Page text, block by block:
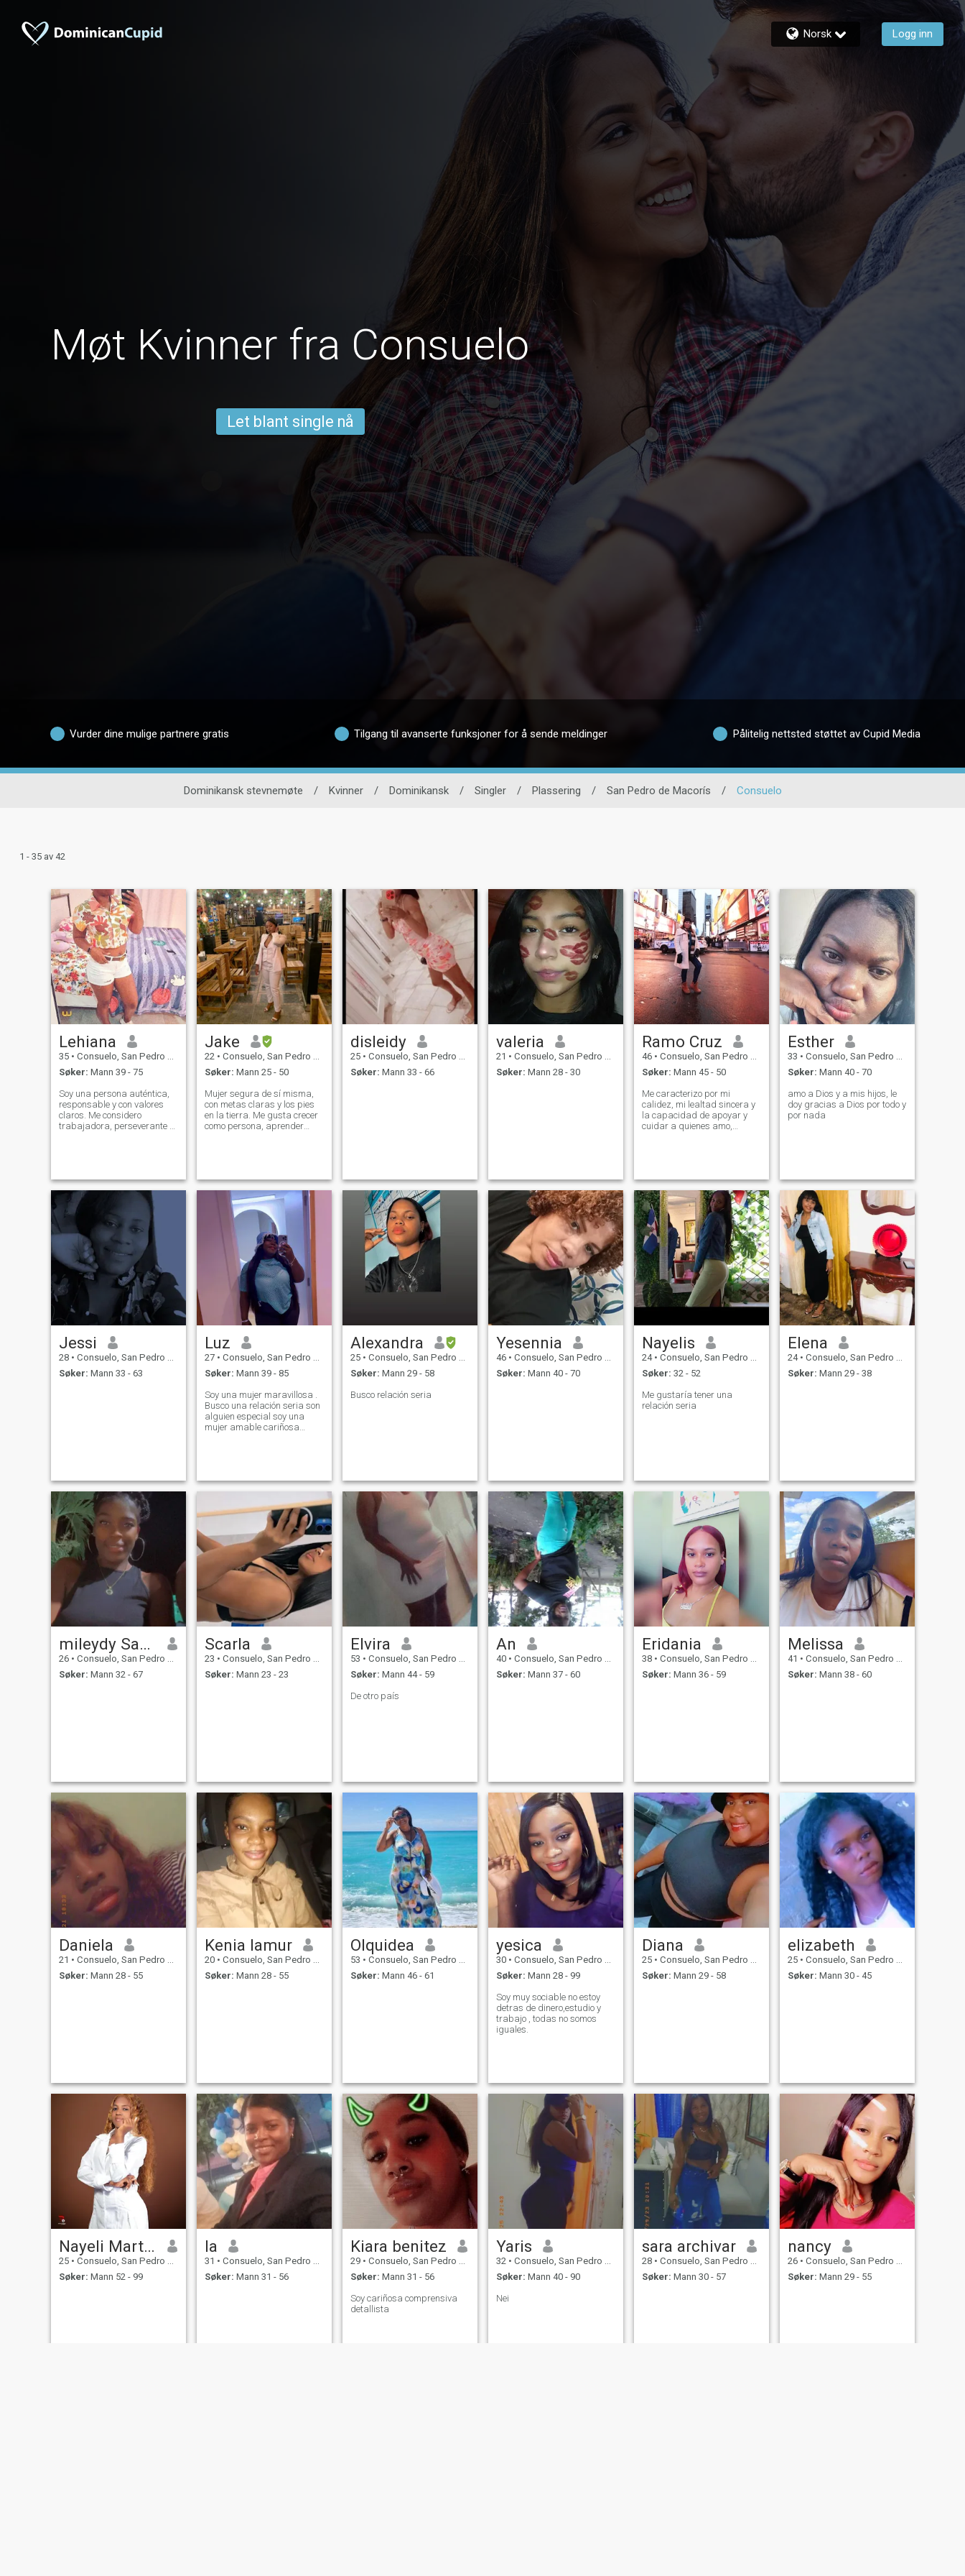
Norsk Logg inn
Møt Kvinner fra Consuelo
Let blant single nå
Vurder dine mulige partnere gratis Tilgang til avanserte funksjoner for å sende meldinger Pålitelig nettsted støttet av Cupid Media
Dominikansk stevnemøte / Kvinner / Dominikansk / Singler / Plassering / San Pedro de Macorís / Consuelo
1 - 35 av 42
Lehiana
35 • Consuelo, San Pedro de Macorís, Den Dominikanske Rep.
Søker: Mann 39 - 75
Soy una persona auténtica,
responsable y con valores
claros. Me considero
trabajadora, perseverante y
aprender cosas nuevas y
rodearme de personas con b
Jake
22 • Consuelo, San Pedro de Macorís, Den Dominikanske Rep.
Søker: Mann 25 - 50
Mujer segura de sí misma,
con metas claras y los pies
en la tierra. Me gusta crecer
como persona, aprender
disleidy
25 • Consuelo, San Pedro de Macorís, Den Dominikanske Rep.
Søker: Mann 33 - 66
valeria
21 • Consuelo, San Pedro de Macorís, Den Dominikanske Rep.
Søker: Mann 28 - 30
Ramo Cruz
46 • Consuelo, San Pedro de Macorís, Den Dominikanske Rep.
Søker: Mann 45 - 50
Me caracterizo por mi
calidez, mi lealtad sincera y
la capacidad de apoyar y
cuidar a quienes amo,
Esther
33 • Consuelo, San Pedro de Macorís, Den Dominikanske Rep.
Søker: Mann 40 - 70
amo a Dios y a mis hijos, le
doy gracias a Dios por todo y
por nada
Jessi
28 • Consuelo, San Pedro de Macorís, Den Dominikanske Rep.
Søker: Mann 33 - 63
Luz
27 • Consuelo, San Pedro de Macorís, Den Dominikanske Rep.
Søker: Mann 39 - 85
Soy una mujer maravillosa .
Busco una relación seria son
alguien especial soy una
mujer amable cariñosa
Alexandra
25 • Consuelo, San Pedro de Macorís, Den Dominikanske Rep.
Søker: Mann 29 - 58
Busco relación seria
Yesennia
46 • Consuelo, San Pedro de Macorís, Den Dominikanske Rep.
Søker: Mann 40 - 70
Nayelis
24 • Consuelo, San Pedro de Macorís, Den Dominikanske Rep.
Søker: 32 - 52
Me gustaría tener una
relación seria
Elena
24 • Consuelo, San Pedro de Macorís, Den Dominikanske Rep.
Søker: Mann 29 - 38
mileydy Santana
26 • Consuelo, San Pedro de Macorís, Den Dominikanske Rep.
Søker: Mann 32 - 67
Scarla
23 • Consuelo, San Pedro de Macorís, Den Dominikanske Rep.
Søker: Mann 23 - 23
Elvira
53 • Consuelo, San Pedro de Macorís, Den Dominikanske Rep.
Søker: Mann 44 - 59
De otro país
An
40 • Consuelo, San Pedro de Macorís, Den Dominikanske Rep.
Søker: Mann 37 - 60
Eridania
38 • Consuelo, San Pedro de Macorís, Den Dominikanske Rep.
Søker: Mann 36 - 59
Melissa
41 • Consuelo, San Pedro de Macorís, Den Dominikanske Rep.
Søker: Mann 38 - 60
Daniela
21 • Consuelo, San Pedro de Macorís, Den Dominikanske Rep.
Søker: Mann 28 - 55
Kenia lamur
20 • Consuelo, San Pedro de Macorís, Den Dominikanske Rep.
Søker: Mann 28 - 55
Olquidea
53 • Consuelo, San Pedro de Macorís, Den Dominikanske Rep.
Søker: Mann 46 - 61
yesica
30 • Consuelo, San Pedro de Macorís, Den Dominikanske Rep.
Søker: Mann 28 - 99
Soy muy sociable no estoy
detras de dinero,estudio y
trabajo , todas no somos
iguales.
Diana
25 • Consuelo, San Pedro de Macorís, Den Dominikanske Rep.
Søker: Mann 29 - 58
elizabeth
25 • Consuelo, San Pedro de Macorís, Den Dominikanske Rep.
Søker: Mann 30 - 45
Nayeli Martínez
25 • Consuelo, San Pedro de Macorís, Den Dominikanske Rep.
Søker: Mann 52 - 99
la
31 • Consuelo, San Pedro de Macorís, Den Dominikanske Rep.
Søker: Mann 31 - 56
Kiara benitez
29 • Consuelo, San Pedro de Macorís, Den Dominikanske Rep.
Søker: Mann 31 - 56
Soy cariñosa comprensiva
detallista
Yaris
32 • Consuelo, San Pedro de Macorís, Den Dominikanske Rep.
Søker: Mann 40 - 90
Nei
sara archivar
28 • Consuelo, San Pedro de Macorís, Den Dominikanske Rep.
Søker: Mann 30 - 57
nancy
26 • Consuelo, San Pedro de Macorís, Den Dominikanske Rep.
Søker: Mann 29 - 55